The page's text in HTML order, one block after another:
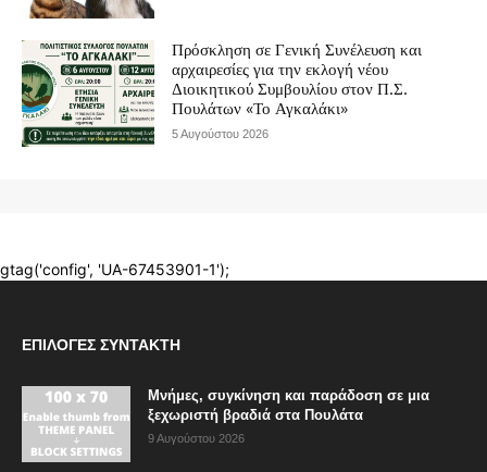
ΕΠΙΛΟΓΈΣ ΣΥΝΤΆΚΤΗ
Μνήμες, συγκίνηση και παράδοση σε μια
ξεχωριστή βραδιά στα Πουλάτα
9 Αυγούστου 2026